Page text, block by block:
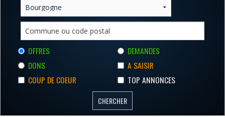
OFFRES
DEMANDES
DONS
A SAISIR
COUP DE COEUR
TOP ANNONCES